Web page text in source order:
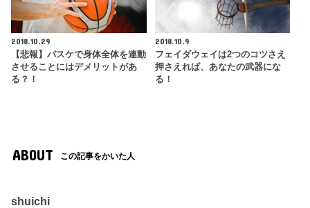
2018.10.29
【悲報】バスケで身体全体を連動
させることにはデメリットがあ
る？！
2018.10.9
フェイダウェイは2つのコツさえ
押さえれば、あなたの武器にな
る！
ABOUT この記事をかいた人
shuichi